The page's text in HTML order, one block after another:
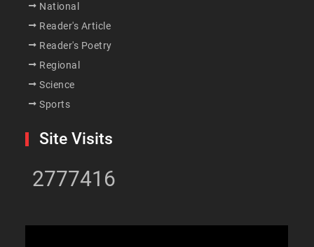
National
Reader's Article
Reader's Poetry
Regional
Science
Sports
Site Visits
2777416